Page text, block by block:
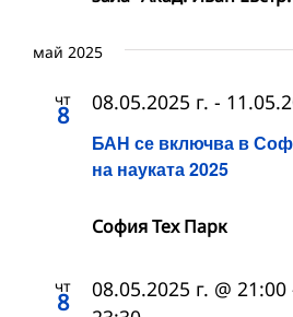
май 2025
чт
8
БАН се включва в
на науката 2025
08.05.2025 г. -
София Тех Парк
чт
8 08.05.2025 г. @ 21:00